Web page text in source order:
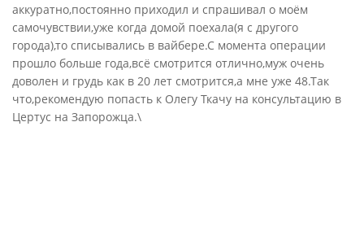
аккуратно,постоянно приходил и спрашивал о моём
самочувствии,уже когда домой поехала(я с другого
города),то списывались в вайбере.С момента операции
прошло больше года,всё смотрится отлично,муж очень
доволен и грудь как в 20 лет смотрится,а мне уже 48.Так
что,рекомендую попасть к Олегу Ткачу на консультацию в
Цертус на Запорожца.\